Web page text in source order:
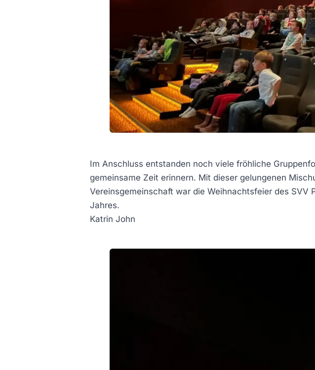
Im Anschluss entstanden noch viele fröhliche
gemeinsame Zeit erinnern. Mit dieser gelungenen
Vereinsgemeinschaft war die Weihnachtsfeier des SVV
Jahres.
Katrin John